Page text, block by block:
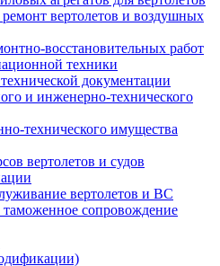
вертолетов и воздушных
восстановительных работ
техники
документации
и инженерно-технического
технического имущества
вертолетов и судов
вертолетов и ВС
таможенное сопровождение